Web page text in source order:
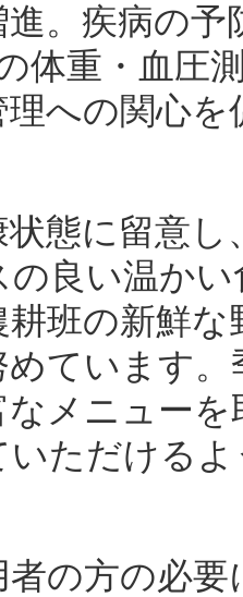
進。疾病の
体重・血圧
理への関心
態に留意
の良い温か
耕班の新鮮
ています
メニュー
いただける
者の方の必